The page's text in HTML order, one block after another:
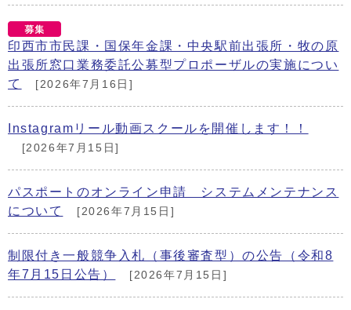
印西市市民課・国保年金課・中央駅前出張所・牧の原
出張所窓口業務委託公募型プロポーザルの実施につい
て
[2026年7月16日]
Instagramリール動画スクールを開催します！！
[2026年7月15日]
パスポートのオンライン申請 システムメンテナンス
について
[2026年7月15日]
制限付き一般競争入札（事後審査型）の公告（令和8
年7月15日公告）
[2026年7月15日]